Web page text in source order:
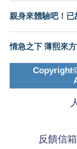
親身來體驗吧！已
情急之下 薄熙來
反饋信箱